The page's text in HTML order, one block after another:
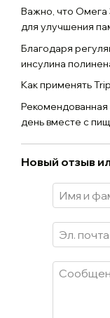
Важно, что Омега
для улучшения
Благодаря
инсулина
Как применять
Рекомендованная
день вместе с
Новый отзыв